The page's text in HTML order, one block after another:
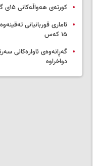
کورتەی هەواڵەکانی ۱۵ی گەلاوێژی ۱۴۰۵ی هەتاوی
ئاماری قوربانیانی
۱۵ کەس
دواخراوە